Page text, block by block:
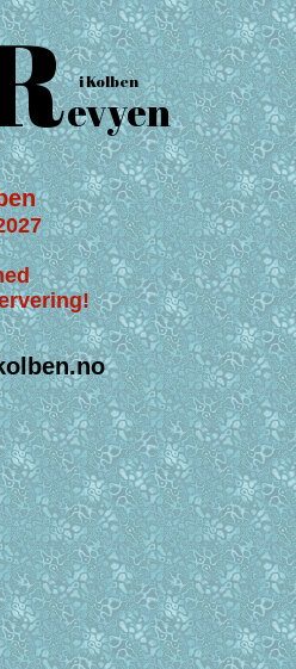
evyen
i Kolben